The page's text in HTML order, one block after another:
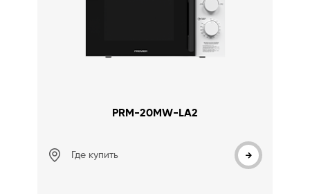
PRM-20MW-LA2
Где купить